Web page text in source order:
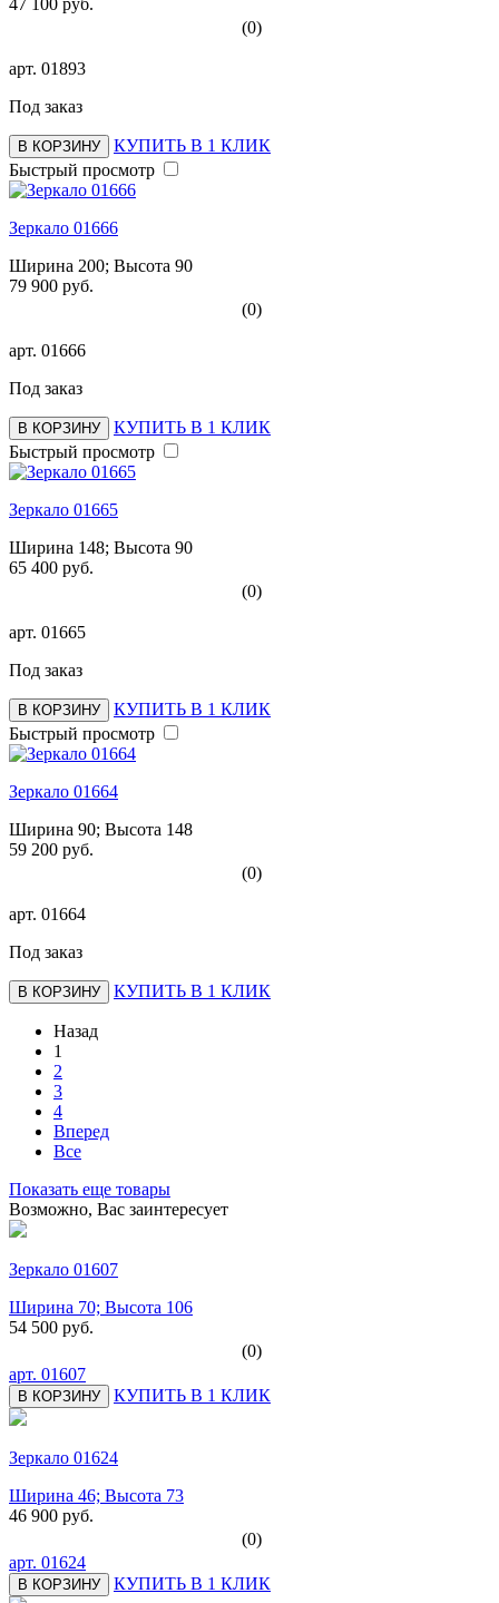
(0)
арт. 01893
Под заказ
В КОРЗИНУ
КУПИТЬ В 1 КЛИК
Быстрый просмотр
Зеркало 01666
Ширина 200; Высота 90
79 900 руб.
(0)
арт. 01666
Под заказ
В КОРЗИНУ
КУПИТЬ В 1 КЛИК
Быстрый просмотр
Зеркало 01665
Ширина 148; Высота 90
65 400 руб.
(0)
арт. 01665
Под заказ
В КОРЗИНУ
КУПИТЬ В 1 КЛИК
Быстрый просмотр
Зеркало 01664
Ширина 90; Высота 148
59 200 руб.
(0)
арт. 01664
Под заказ
В КОРЗИНУ КУПИТЬ В 1 КЛИК
Назад
1
2
3
4
Вперед
Все
Показать еще товары
Возможно, Вас заинтересует
Зеркало 01607
Ширина 70; Высота 106
54 500 руб.
(0)
арт. 01607
В КОРЗИНУ КУПИТЬ В 1 КЛИК
Зеркало 01624
Ширина 46; Высота 73
46 900 руб.
(0)
арт. 01624
В КОРЗИНУ КУПИТЬ В 1 КЛИК